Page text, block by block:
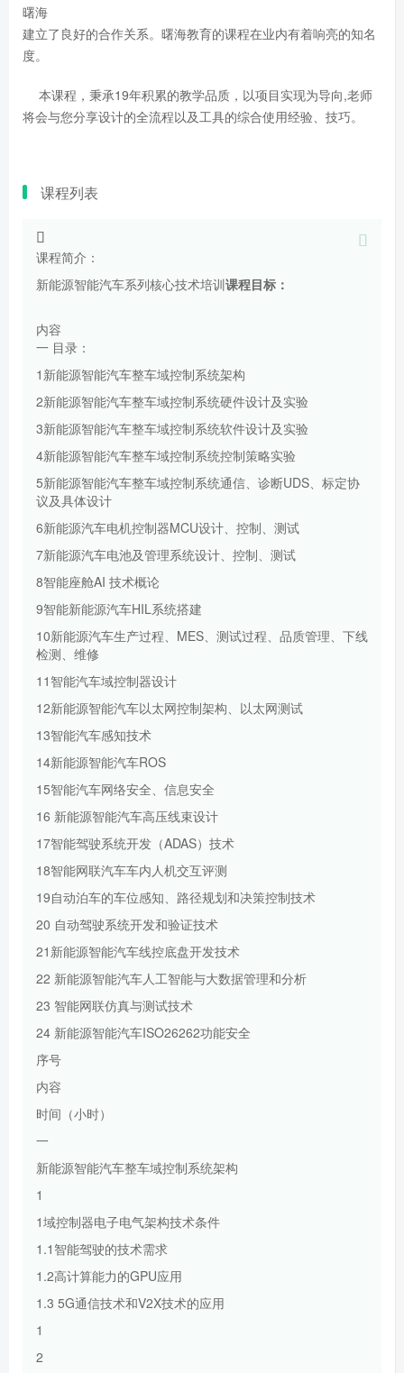
曙海
建立了良好的合作关系。曙海教育的课程在业内有着响亮的知名
度。
本课程，秉承19年积累的教学品质，以项目实现为导向,老师
将会与您分享设计的全流程以及工具的综合使用经验、技巧。
课程列表
课程简介：
新能源智能汽车系列核心技术培训课程目标：
内容
一 目录：
1新能源智能汽车整车域控制系统架构
2新能源智能汽车整车域控制系统硬件设计及实验
3新能源智能汽车整车域控制系统软件设计及实验
4新能源智能汽车整车域控制系统控制策略实验
5新能源智能汽车整车域控制系统通信、诊断UDS、标定协
议及具体设计
6新能源汽车电机控制器MCU设计、控制、测试
7新能源汽车电池及管理系统设计、控制、测试
8智能座舱AI 技术概论
9智能新能源汽车HIL系统搭建
10新能源汽车生产过程、MES、测试过程、品质管理、下线
检测、维修
11智能汽车域控制器设计
12新能源智能汽车以太网控制架构、以太网测试
13智能汽车感知技术
14新能源智能汽车ROS
15智能汽车网络安全、信息安全
16 新能源智能汽车高压线束设计
17智能驾驶系统开发（ADAS）技术
18智能网联汽车车内人机交互评测
19自动泊车的车位感知、路径规划和决策控制技术
20 自动驾驶系统开发和验证技术
21新能源智能汽车线控底盘开发技术
22 新能源智能汽车人工智能与大数据管理和分析
23 智能网联仿真与测试技术
24 新能源智能汽车ISO26262功能安全
序号
内容
时间（小时）
一
新能源智能汽车整车域控制系统架构
1
1域控制器电子电气架构技术条件
1.1智能驾驶的技术需求
1.2高计算能力的GPU应用
1.3 5G通信技术和V2X技术的应用
1
2